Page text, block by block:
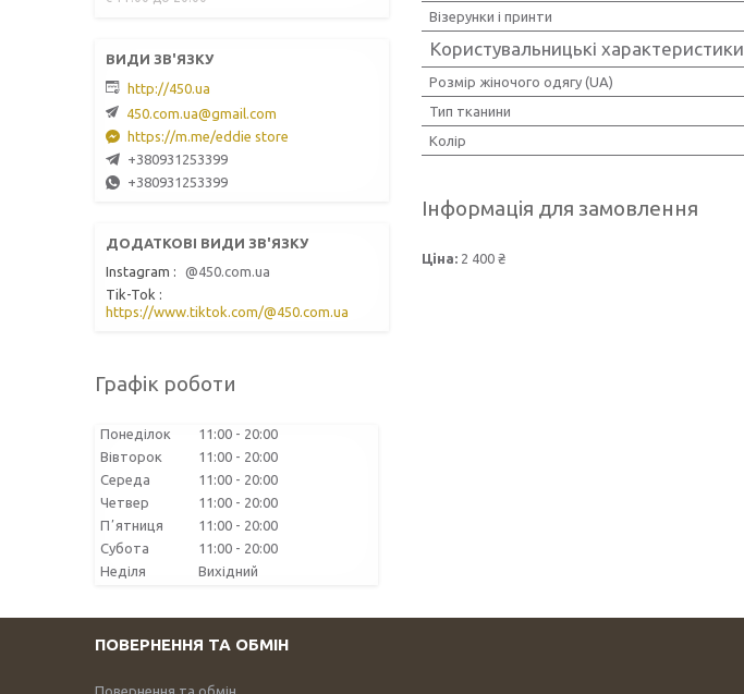
Візерунки і принти
Користувальницькі характеристики
Розмір жіночого одягу (UA)
Тип тканини
Колір
Інформація для замовлення
Ціна: 2 400 ₴
http://450.ua
450.com.ua@gmail.com
https://m.me/eddie store
+380931253399
+380931253399
Instagram
@450.com.ua
Tik-Tok
https://www.tiktok.com/@450.com.ua
Графік роботи
Понеділок 11:00
20:00
Вівторок
11:00
20:00
Середа
11:00
20:00
Четвер
11:00
20:00
Пʼятниця
11:00
20:00
Субота
11:00
20:00
Неділя
Вихідний
ПОВЕРНЕННЯ ТА ОБМІН
Повернення та обмін